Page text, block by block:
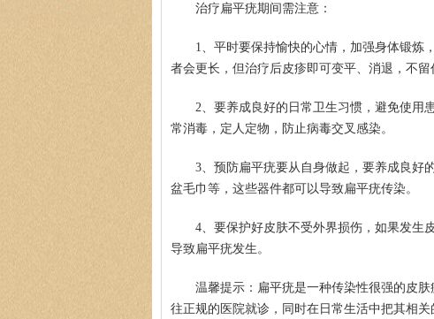
治疗扁平疣期间需注意：
1、平时要保持愉快的心情，加强身体锻炼
者会更长，但治疗后皮疹即可变平、消退，不
2、要养成良好的日常卫生习惯，避免使用
常消毒，定人定物，防止病毒交叉感染。
3、预防扁平疣要从自身做起，要养成良好
盆毛巾等，这些器件都可以导致扁平疣传染。
4、要保护好皮肤不受外界损伤，如果发生
导致扁平疣发生。
温馨提示：扁平疣是一种传染性很强的皮
往正规的医院就诊，同时在日常生活中把其相